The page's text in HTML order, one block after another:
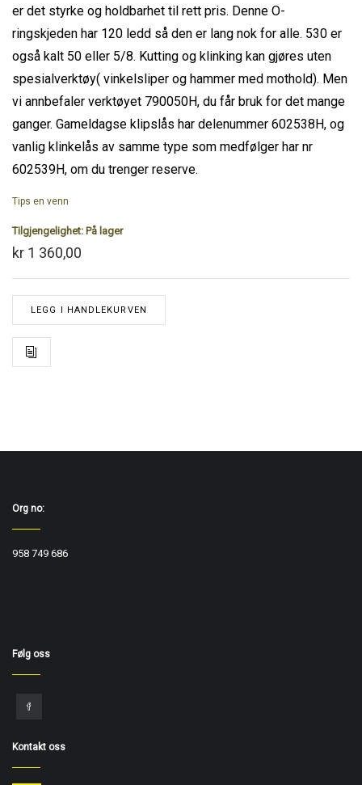
er det styrke og holdbarhet til rett pris. Denne O-
ringskjeden har 120 ledd så den er lang nok for alle. 530 er
også kalt 50 eller 5/8. Kutting og klinking kan gjøres uten
spesialverktøy( vinkelsliper og hammer med mothold). Men
vi annbefaler verktøyet 790050H, du får bruk for det mange
ganger. Gameldagse klipslås har delenummer 602538H, og
vanlig klinkelås av samme type som medfølger har nr
602539H, om du trenger reserve.
Tips en venn
Tilgjengelighet: På lager
kr 1 360,00
LEGG I HANDLEKURVEN
Org no:
958 749 686
Følg oss
Kontakt oss